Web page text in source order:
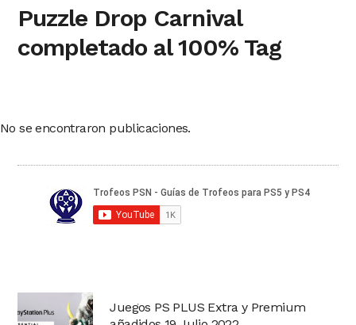
Puzzle Drop Carnival
completado al 100% Tag
No se encontraron publicaciones.
Juegos PS PLUS Extra y Premium